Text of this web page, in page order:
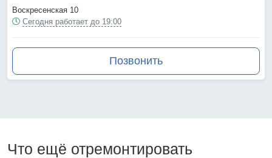
Воскресенская 10
Сегодня работает до 19:00
Позвонить
Что ещё отремонтировать